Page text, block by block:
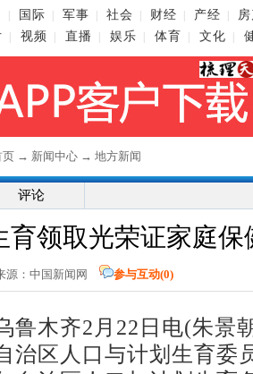
国际 军事 社会 财经 产经
视频 直播 娱乐 体育 文化
页 → 新闻中心 → 地方新闻
评论
育领取光荣证家庭保
源：中国新闻网 参与互动(0)
木齐2月22日电(朱景
治区人口与计划生育委